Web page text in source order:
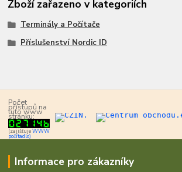
Zboží zařazeno v kategoriích
Terminály a Počítače
Příslušenství Nordic ID
Počet
přístupů na
tuto www
stránku:
(zajišťujeWWW
počítadlo)
Informace pro zákazníky